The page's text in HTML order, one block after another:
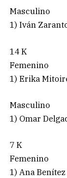
Masculino
1) Iván
14 K
Femenino
1) Erika
Masculino
1) Omar
7 K
Femenino
1) Ana